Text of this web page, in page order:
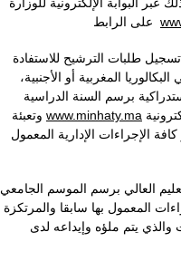
الخدمة انطلق منذ فاتح يونيو 2017 ، وذلك عبر البوابة الإلكترونية للوزارة
طلبات الترشيح للاستفادة
المغربية أو الأجنبية،
برسم السنة الدراسية
www.minhaty.ma وتعبئة
الإجراءات الإدارية المعمول
العالي برسم الموسم الجامعي
المعمول بها سابقا والمرتكزة
يتم ملؤه وإيداعه لدى